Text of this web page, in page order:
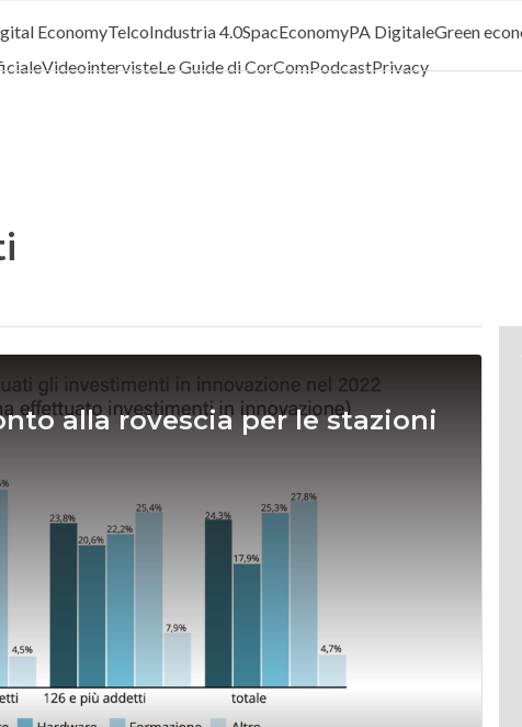
EconomyTelcoIndustria 4.0SpacEconomyPA DigitaleGreen
VideointervisteLe Guide di CorComPodcastPrivacy
alla rovescia per le stazioni